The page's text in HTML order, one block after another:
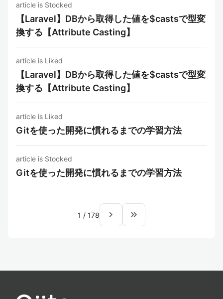
article is Stocked
【Laravel】DBから取得した値を$castsで型変
換する【Attribute Casting】
article is Liked
【Laravel】DBから取得した値を$castsで型変
換する【Attribute Casting】
article is Liked
Gitを使った開発に慣れるまでの学習方法
article is Stocked
Gitを使った開発に慣れるまでの学習方法
1 / 178 navigate_next keyboard_double_arrow_right